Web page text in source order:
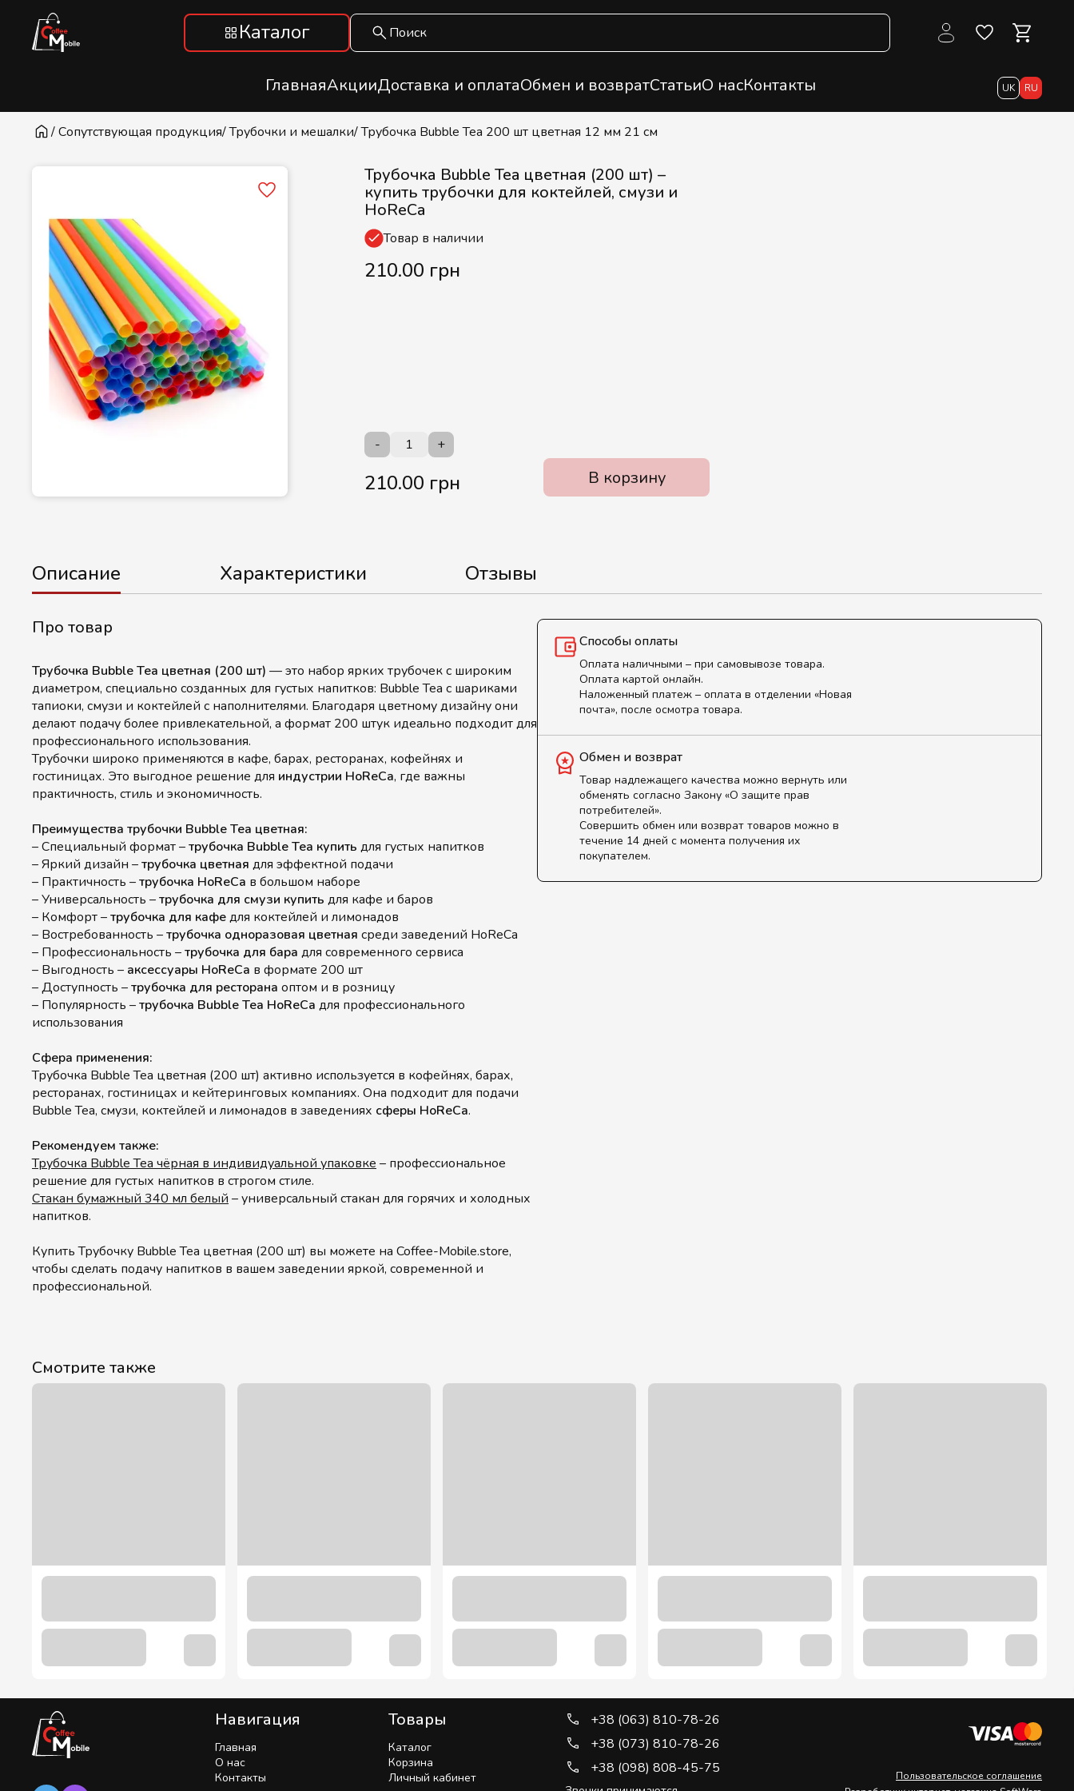
Каталог
ГлавнаяАкцииДоставка и оплатаОбмен и возвратСтатьиО насКонтакты UK RU
/ Сопутствующая продукция/ Трубочки и мешалки/ Трубочка Bubble Tea 200 шт цветная 12 мм 21 см
Трубочка Bubble Tea цветная (200 шт) –
купить трубочки для коктейлей, смузи и
HoReCa
Товар в наличии
210.00 грн
- +
210.00 грн В корзину
Описание Характеристики Отзывы
Про товар
Трубочка Bubble Tea цветная (200 шт) — это набор ярких трубочек с широким
диаметром, специально созданных для густых напитков: Bubble Tea с шариками
тапиоки, смузи и коктейлей с наполнителями. Благодаря цветному дизайну они
делают подачу более привлекательной, а формат 200 штук идеально подходит для
профессионального использования.
Трубочки широко применяются в кафе, барах, ресторанах, кофейнях и
гостиницах. Это выгодное решение для индустрии HoReCa, где важны
практичность, стиль и экономичность.
Преимущества трубочки Bubble Tea цветная:
– Специальный формат –трубочка Bubble Tea купить для густых напитков
– Яркий дизайн –трубочка цветная для эффектной подачи
– Практичность –трубочка HoReCa в большом наборе
– Универсальность –трубочка для смузи купить для кафе и баров
– Комфорт –трубочка для кафедля коктейлей и лимонадов
– Востребованность –трубочка одноразовая цветная среди заведений HoReCa
– Профессиональность –трубочка для бара для современного сервиса
– Выгодность – аксессуары HoReCa в формате 200 шт
– Доступность –трубочка для ресторана оптом и в розницу
– Популярность –трубочка Bubble Tea HoReCa для профессионального
использования
Сфера применения:
Трубочка Bubble Tea цветная (200 шт) активно используется в кофейнях, барах,
ресторанах, гостиницах и кейтеринговых компаниях. Она подходит для подачи
Bubble Tea, смузи, коктейлей и лимонадов в заведениях сферы HoReCa.
Рекомендуем также:
Трубочка Bubble Tea чёрная в индивидуальной упаковке – профессиональное
решение для густых напитков в строгом стиле.
Стакан бумажный 340 мл белый – универсальный стакан для горячих и холодных
напитков.
Купить Трубочку Bubble Tea цветная (200 шт) вы можете на Coffee-Mobile.store,
чтобы сделать подачу напитков в вашем заведении яркой, современной и
профессиональной.
Способы оплаты
Оплата наличными – при самовывозе товара.
Оплата картой онлайн.
Наложенный платеж – оплата в отделении «Новая
почта», после осмотра товара.
Обмен и возврат
Товар надлежащего качества можно вернуть или
обменять согласно Закону «О защите прав
потребителей».
Совершить обмен или возврат товаров можно в
течение 14 дней с момента получения их
покупателем.
Смотрите также
549.00 грн
Навигация
Главная
О нас
Контакты
Товары
Каталог
Корзина
Личный кабинет
+38 (063) 810-78-26
+38 (073) 810-78-26
+38 (098) 808-45-75
Пользовательское соглашение